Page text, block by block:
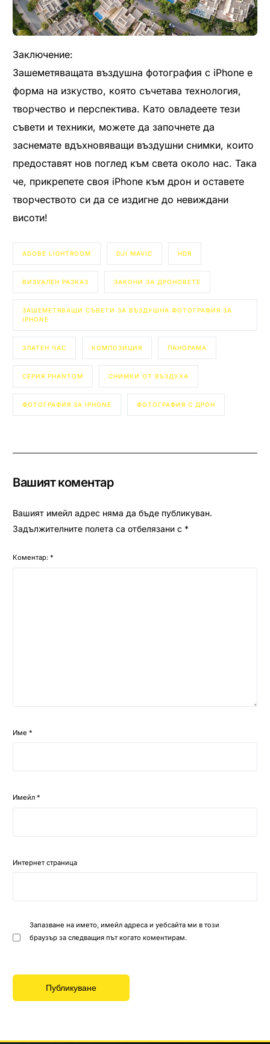
Заключение:
Зашеметяващата въздушна фотография с iPhone е
форма на изкуство, която съчетава технология,
творчество и перспектива. Като овладеете тези
съвети и техники, можете да започнете да
заснемате вдъхновяващи въздушни снимки, които
предоставят нов поглед към света около нас. Така
че, прикрепете своя iPhone към дрон и оставете
творчеството си да се издигне до невиждани
висоти!
ADOBE LIGHTROOM DJI MAVIC HDR
ВИЗУАЛЕН РАЗКАЗ ЗАКОНИ ЗА ДРОНОВЕТЕ
ЗАШЕМЕТЯВАЩИ СЪВЕТИ ЗА ВЪЗДУШНА ФОТОГРАФИЯ ЗА
IPHONE
ЗЛАТЕН ЧАС КОМПОЗИЦИЯ ПАНОРАМА
СЕРИЯ PHANTOM СНИМКИ ОТ ВЪЗДУХА
ФОТОГРАФИЯ ЗА IPHONE ФОТОГРАФИЯ С ДРОН
Вашият коментар
Вашият имейл адрес няма да бъде публикуван.
Задължителните полета са отбелязани с *
Коментар:*
Име*
Имейл*
Интернет страница
Запазване на името, имейл адреса и уебсайта ми в този
браузър за следващия път когато коментирам.